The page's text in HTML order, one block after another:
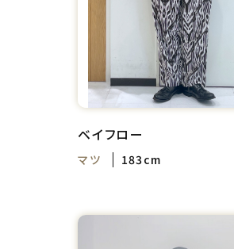
ベイフロー
マツ 183cm